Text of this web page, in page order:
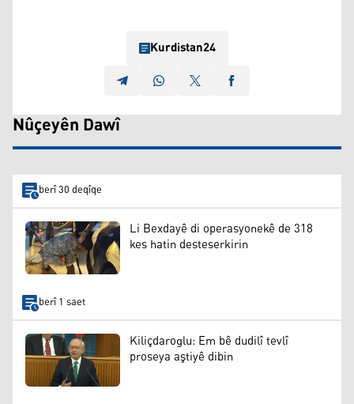
Kurdistan24
Nûçeyên Dawî
berî 30 deqîqe
Li Bexdayê di operasyonekê de 318
kes hatin desteserkirin
berî 1 saet
Kiliçdaroglu: Em bê dudilî tevlî
proseya aştiyê dibin